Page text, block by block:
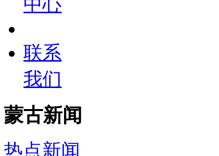
联系
我们
蒙古新闻
热点新闻